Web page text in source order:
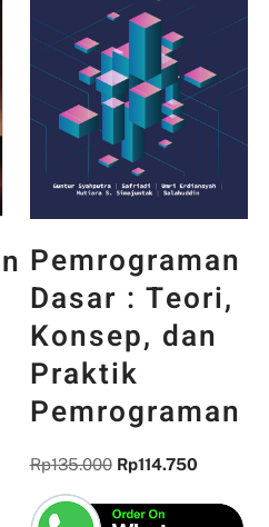
PANCASILA
DAN WAJAH
INDONESIA :
MEMORI,
PENGALAMAN,
DAN
REFLEKSI
KEBANGSAAN